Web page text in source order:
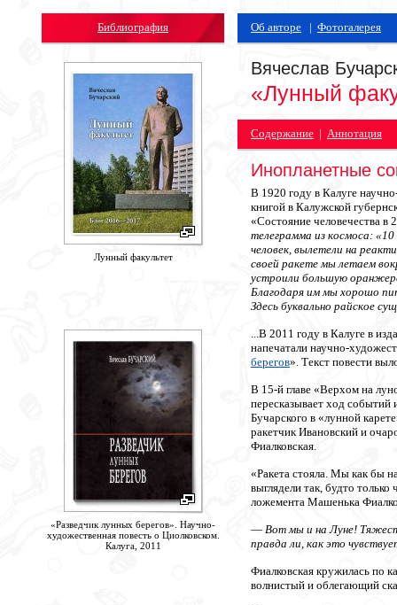
Библиография
Лунный факультет
«Разведчик лунных берегов». Научно-
художественная повесть о Циолковском.
Калуга, 2011
Об авторе | Фотогалерея
Вячеслав
«Лунный
Содержание | Аннотация
Инопланетные
В 1920 году в Калуге
книгой в Калужской
«Состояние человечества
телеграмма из космоса:
человек, вылетели на
своей ракете мы летаем
устроили большую
Благодаря им мы хорошо
Здесь буквально райское
...В 2011 году в Калуге в
напечатали научно-
берегов». Текст повести
В 15-й главе «Верхом на
пересказывает ход событий
Бучарского в «лунной
ракетчик Ивановский и
Фиалковская.
«Ракета стояла. Мы как бы
выглядели так, будто
ложемента Машенька
— Вот мы и на Луне!
правда ли, как это
Фиалковская кружилась по
волнистый и облегающий